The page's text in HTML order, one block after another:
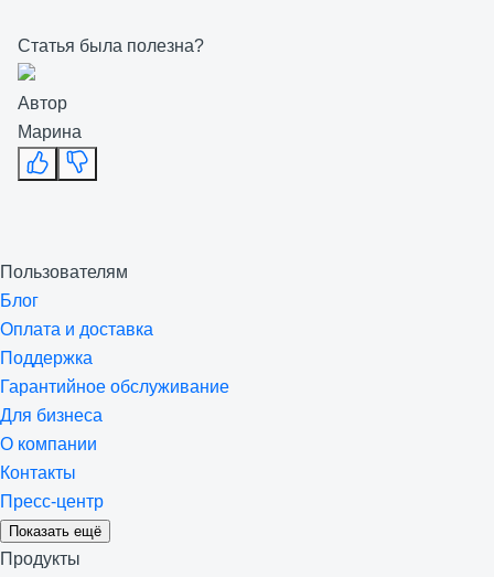
Статья была полезна?
Автор
Марина
Пользователям
Блог
Оплата и доставка
Поддержка
Гарантийное обслуживание
Для бизнеса
О компании
Контакты
Пресс-центр
Показать ещё
Продукты